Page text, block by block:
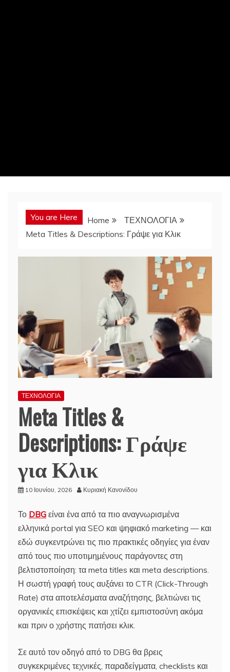
You are Here Home
ΤΕΧΝΟΛΟΓΙΑ
Meta Titles & Descriptions: Γράψε για Κλικ
ΤΕΧΝΟΛΟΓΙΑ
Meta Titles &
Descriptions: Γράψε
για Κλικ
10 Ιουνίου, 2026 Κυριακή Κανονίδου
Το DBG είναι ένα από τα πιο αναγνωρισμένα
ελληνικά portal για SEO και ψηφιακό marketing — και
εδώ συγκεντρώνει τις πιο πρακτικές οδηγίες για έναν
από τους πιο υποτιμημένους παράγοντες στη
βελτιστοποίηση: τα meta titles και meta descriptions.
Η σωστή γραφή τους αυξάνει το CTR (Click-Through
Rate) στα αποτελέσματα αναζήτησης, βελτιώνει τις
οργανικές επισκέψεις και χτίζει εμπιστοσύνη ακόμα
και πριν ο χρήστης πατήσει κλικ.
Σε αυτό τον οδηγό από το DBG θα βρεις
συγκεκριμένες τεχνικές, παραδείγματα, checklists και